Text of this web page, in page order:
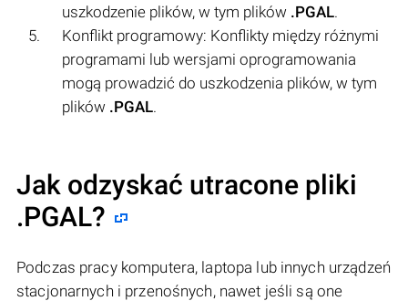
uszkodzenie plików, w tym plików .PGAL.
Konflikt programowy: Konflikty między różnymi
programami lub wersjami oprogramowania
mogą prowadzić do uszkodzenia plików, w tym
plików .PGAL.
Jak odzyskać utracone pliki
.PGAL?
Podczas pracy komputera, laptopa lub innych urządzeń
stacjonarnych i przenośnych, nawet jeśli są one